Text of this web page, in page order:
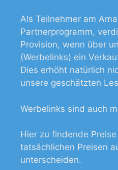
Als Teilnehmer am
Partnerprogramm,
Provision, wenn über
(Werbelinks) ein
Dies erhöht natürlich
unsere geschätzten
Werbelinks sind auch
Hier zu findende
tatsächlichen Preisen
unterscheiden.